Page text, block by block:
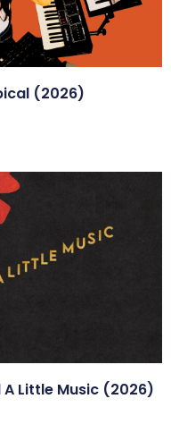
(2026)
A Little Music (2026)